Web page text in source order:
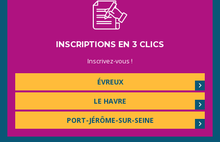
INSCRIPTIONS EN 3 CLICS
Inscrivez-vous !
ÉVREUX
LE HAVRE
PORT-JÉRÔME-SUR-SEINE